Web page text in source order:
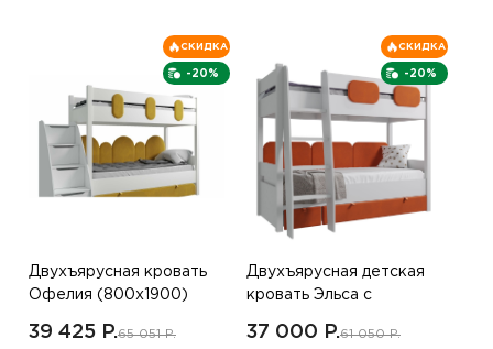
-20%
СКИДКА
Двухъярусная кровать
Офелия (800х1900)
39 425 P.65 051 P.
-20%
СКИДКА
Двухъярусная детская
кровать Эльса с
37 000 P.61 050 P.